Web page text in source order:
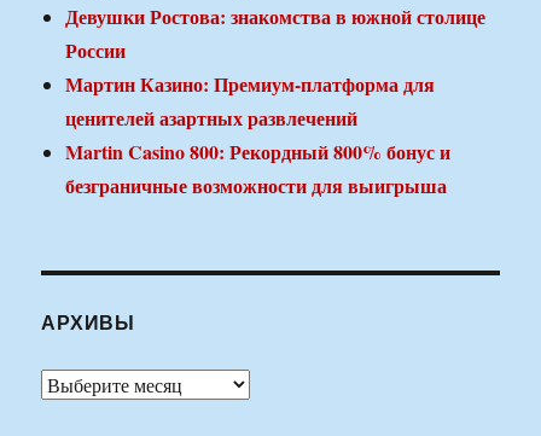
Девушки Ростова: знакомства в южной столице
России
Мартин Казино: Премиум-платформа для
ценителей азартных развлечений
Martin Casino 800: Рекордный 800% бонус и
безграничные возможности для выигрыша
АРХИВЫ
Архивы